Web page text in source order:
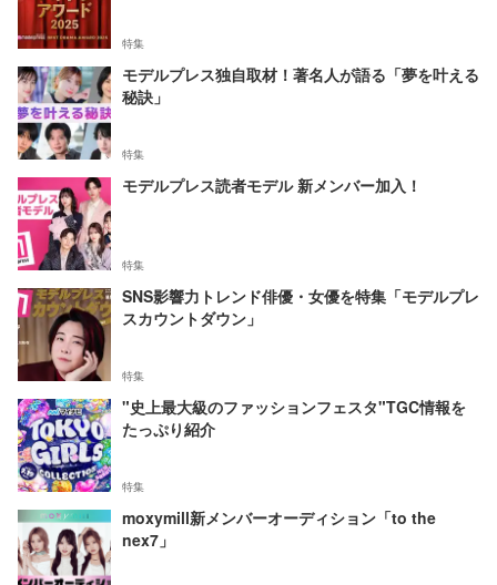
特集
モデルプレス独自取材！著名人が語る「夢を叶える
秘訣」
特集
モデルプレス読者モデル 新メンバー加入！
特集
SNS影響力トレンド俳優・女優を特集「モデルプレ
スカウントダウン」
特集
"史上最大級のファッションフェスタ"TGC情報を
たっぷり紹介
特集
moxymill新メンバーオーディション「to the
nex7」